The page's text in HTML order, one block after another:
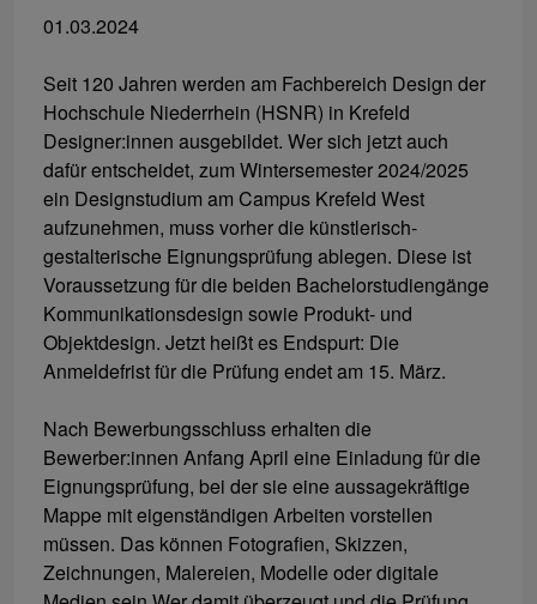
01.03.2024
Seit 120 Jahren werden am Fachbereich Design der
Hochschule Niederrhein (HSNR) in Krefeld
Designer:innen ausgebildet. Wer sich jetzt auch
dafür entscheidet, zum Wintersemester 2024/2025
ein Designstudium am Campus Krefeld West
aufzunehmen, muss vorher die künstlerisch-
gestalterische Eignungsprüfung ablegen. Diese ist
Voraussetzung für die beiden Bachelorstudiengänge
Kommunikationsdesign sowie Produkt- und
Objektdesign. Jetzt heißt es Endspurt: Die
Anmeldefrist für die Prüfung endet am 15. März.
Nach Bewerbungsschluss erhalten die
Bewerber:innen Anfang April eine Einladung für die
Eignungsprüfung, bei der sie eine aussagekräftige
Mappe mit eigenständigen Arbeiten vorstellen
müssen. Das können Fotografien, Skizzen,
Zeichnungen, Malereien, Modelle oder digitale